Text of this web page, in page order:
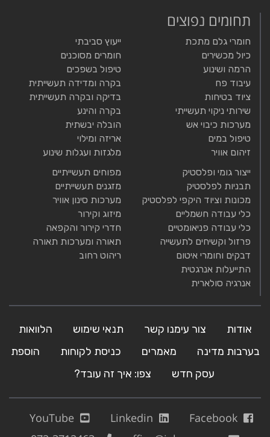
תחומים נפוצים
חומרי גלם מתכת
כיול מכשירים
הרמה ושינוע
עיבוד פח
ציוד בטיחות
שירותי ניקוי תעשייתי
מערכות כיבוי אש
טיפול במים
זיהום אוויר
ייעוץ סביבתי
חומרים מסוכנים
טיפול בשפכים
בקרה ומדידה תעשייתית
בדיקה ובקרה תעשייתית
בקרה והינע
הובלה יבשתית
אריזה ומילוי
מלגזות ועגלות שינוע
ייצור גומי ופלסטיק
תבניות לפלסטיק
מכונות וציוד היקפי לפלסטיק
כלי עבודה חשמליים
כלי עבודה פניאומטיים
פרזול וקשיחים לתעשייה
דבקים וחומרי איטום
התייעלות אנרגטית
אנרגיה סולארית
מפוחים תעשייתיים
מזגנים תעשייתיים
מערכות סינון אוויר
מיזוג וקירור
חדרי קירור והקפאה
תאורה ומערכות תאורה
ריהוט רחוב
אודות צור עימנו קשר תנאי שימוש
הלוואות
בערבות מדינה
מאמרים כניסת לקוחות
הוספת
עסק חדש
צפו: איך זה עובד?
Facebook